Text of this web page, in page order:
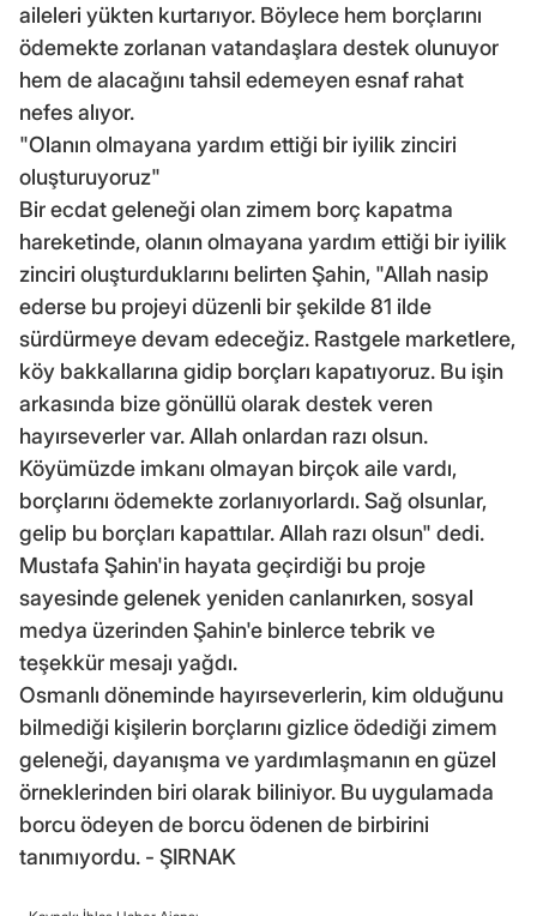
aileleri yükten kurtarıyor. Böylece hem borçlarını
ödemekte zorlanan vatandaşlara destek olunuyor
hem de alacağını tahsil edemeyen esnaf rahat
nefes alıyor.
"Olanın olmayana yardım ettiği bir iyilik zinciri
oluşturuyoruz"
Bir ecdat geleneği olan zimem borç kapatma
hareketinde, olanın olmayana yardım ettiği bir iyilik
zinciri oluşturduklarını belirten Şahin, "Allah nasip
ederse bu projeyi düzenli bir şekilde 81 ilde
sürdürmeye devam edeceğiz. Rastgele marketlere,
köy bakkallarına gidip borçları kapatıyoruz. Bu işin
arkasında bize gönüllü olarak destek veren
hayırseverler var. Allah onlardan razı olsun.
Köyümüzde imkanı olmayan birçok aile vardı,
borçlarını ödemekte zorlanıyorlardı. Sağ olsunlar,
gelip bu borçları kapattılar. Allah razı olsun" dedi.
Mustafa Şahin'in hayata geçirdiği bu proje
sayesinde gelenek yeniden canlanırken, sosyal
medya üzerinden Şahin'e binlerce tebrik ve
teşekkür mesajı yağdı.
Osmanlı döneminde hayırseverlerin, kim olduğunu
bilmediği kişilerin borçlarını gizlice ödediği zimem
geleneği, dayanışma ve yardımlaşmanın en güzel
örneklerinden biri olarak biliniyor. Bu uygulamada
borcu ödeyen de borcu ödenen de birbirini
tanımıyordu. - ŞIRNAK